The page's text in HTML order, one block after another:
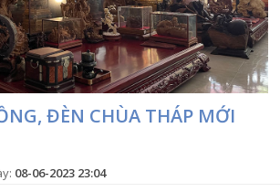
ĐÈN CHÙA THÁP MỚI
08-06-2023 23:04